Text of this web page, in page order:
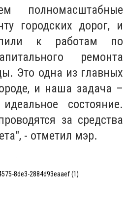
полномасштабные
городских дорог, и
к работам по
ремонта
Это одна из главных
и наша задача –
состояние.
за средства
- отметил мэр.
8de3-2884d93eaaef (1)